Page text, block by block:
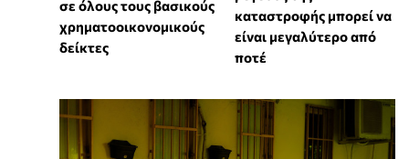
σε όλους τους βασικούς
χρηματοοικονομικούς
δείκτες
καταστροφής μπορεί να
είναι μεγαλύτερο από
ποτέ